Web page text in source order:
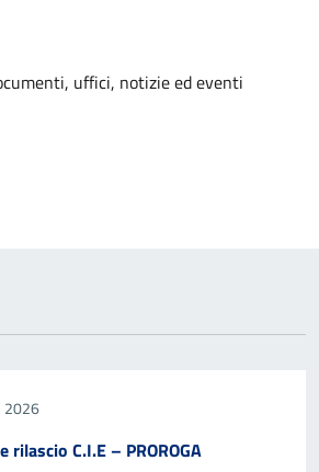
uffici, notizie ed eventi
2026
C.I.E – PROROGA